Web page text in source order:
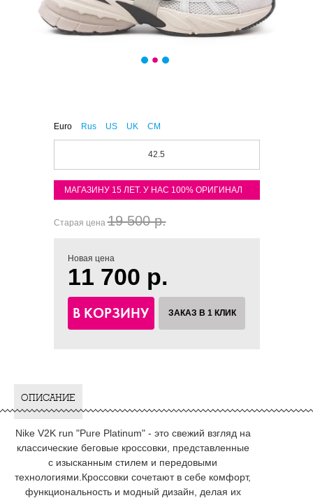
Euro Rus US UK CM
42.5
МАГАЗИНУ 15 ЛЕТ. У НАС 100% ОРИГИНАЛ
Старая цена19 500 р.
Новая цена
11 700 р.
В КОРЗИНУ ЗАКАЗ В 1 КЛИК
ОПИСАНИЕ
Nike V2K run "Pure Platinum" - это свежий взгляд на
классические беговые кроссовки, представленные
с изысканным стилем и передовыми
технологиями.Кроссовки сочетают в себе комфорт,
функциональность и модный дизайн, делая их